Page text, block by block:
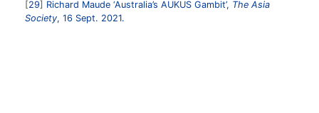
29
Richard Maude ‘Australia’s AUKUS Gambit’, The Asia
Society, 16 Sept. 2021.